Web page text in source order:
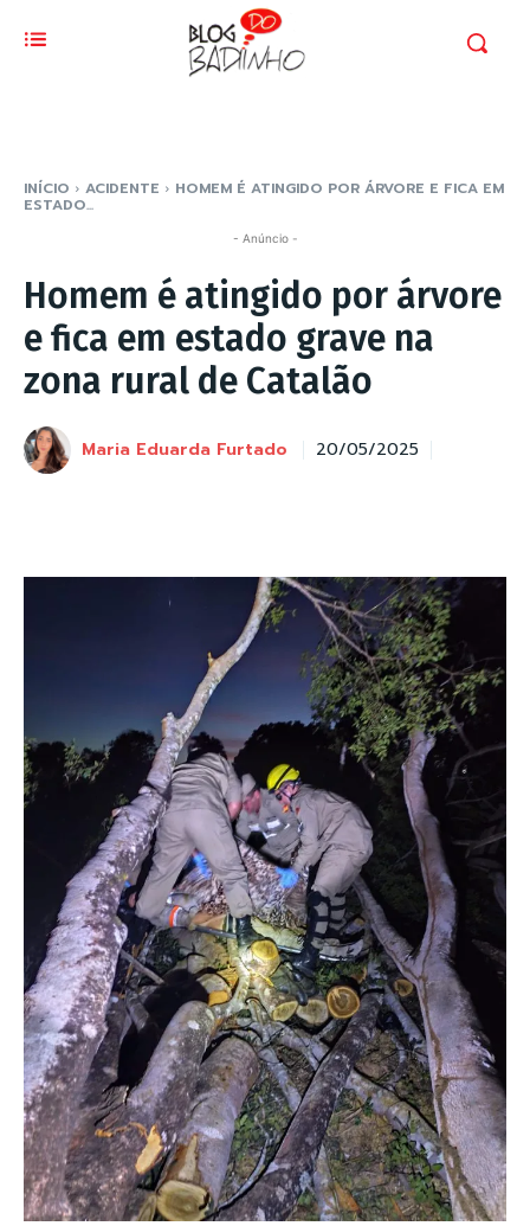
INÍCIO ACIDENTE HOMEM É ATINGIDO POR ÁRVORE E FICA EM
ESTADO...
- Anúncio -
Homem é atingido por árvore
e fica em estado grave na
zona rural de Catalão
Maria Eduarda Furtado 20/05/2025